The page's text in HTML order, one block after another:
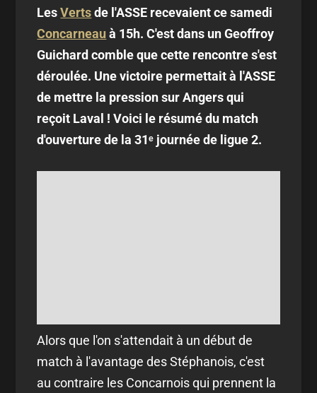
LesVertsde l'ASSE recevaient ce samedi
Concarneau à 15h. C'est dans un Geoffroy
Guichard comble que cette rencontre s'est
déroulée. Une victoire permettait à l'ASSE
de mettre la pression sur Angers qui
reçoit Laval ! Voici le résumé du match
d'ouverture de la 31ᵉ journée de ligue 2.
Alors que l'on s'attendait à un début de
match à l'avantage des Stéphanois, c'est
au contraire les Concarnois qui prennent la